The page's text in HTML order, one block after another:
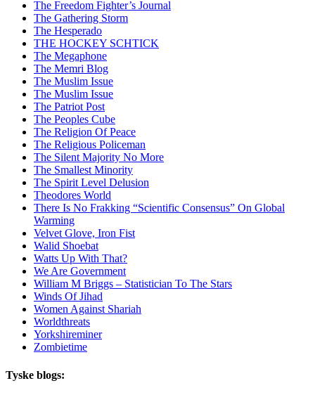
The Freedom Fighter’s Journal
The Gathering Storm
The Hesperado
THE HOCKEY SCHTICK
The Megaphone
The Memri Blog
The Muslim Issue
The Muslim Issue
The Patriot Post
The Peoples Cube
The Religion Of Peace
The Religious Policeman
The Silent Majority No More
The Smallest Minority
The Spirit Level Delusion
Theodores World
There Is No Frakking “Scientific Consensus” On Global
Warming
Velvet Glove, Iron Fist
Walid Shoebat
Watts Up With That?
We Are Government
William M Briggs – Statistician To The Stars
Winds Of Jihad
Women Against Shariah
Worldthreats
Yorkshireminer
Zombietime
Tyske blogs: